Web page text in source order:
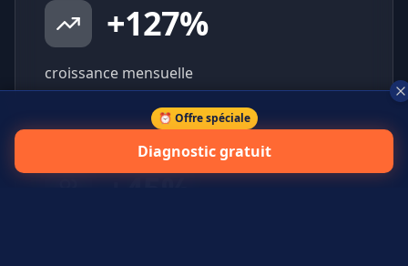
+127%
croissance mensuelle
+45%
⏰ Offre spéciale
Diagnostic gratuit